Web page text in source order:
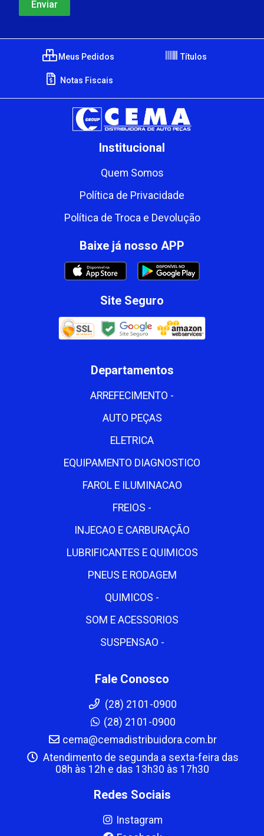
Meus Pedidos Títulos
Notas Fiscais
Institucional
Quem Somos
Política de Privacidade
Política de Troca e Devolução
Baixe já nosso APP
Site Seguro
Departamentos
ARREFECIMENTO -
AUTO PEÇAS
ELETRICA
EQUIPAMENTO DIAGNOSTICO
FAROL E ILUMINACAO
FREIOS -
INJECAO E CARBURAÇÃO
LUBRIFICANTES E QUIMICOS
PNEUS E RODAGEM
QUIMICOS -
SOM E ACESSORIOS
SUSPENSAO -
Fale Conosco
(28) 2101-0900
(28) 2101-0900
cema@cemadistribuidora.com.br
Atendimento de segunda a sexta-feira das
08h às 12h e das 13h30 às 17h30
Redes Sociais
Instagram